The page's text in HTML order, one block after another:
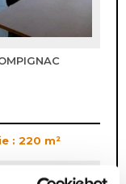
: 220 m²